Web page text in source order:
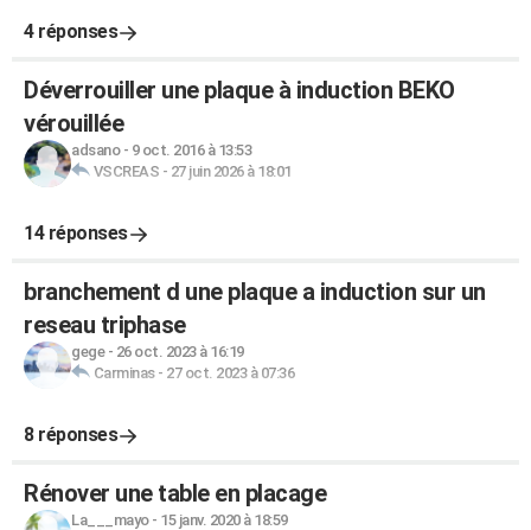
4 réponses
Déverrouiller une plaque à induction BEKO
vérouillée
adsano- 9 oct. 2016 à 13:53
VSCREAS - 27 juin 2026 à 18:01
14 réponses
branchement d une plaque a induction sur un
reseau triphase
gege- 26 oct. 2023 à 16:19
Carminas- 27 oct. 2023 à 07:36
8 réponses
Rénover une table en placage
La___mayo- 15 janv. 2020 à 18:59